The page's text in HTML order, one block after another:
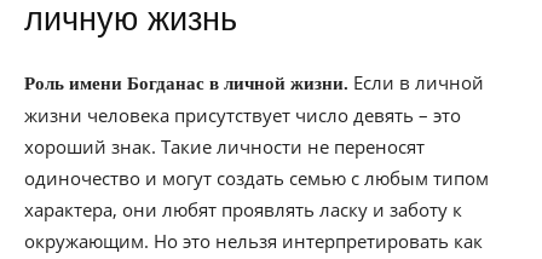
личную жизнь
Роль имени Богданас в личной жизни. Если в личной
жизни человека присутствует число девять – это
хороший знак. Такие личности не переносят
одиночество и могут создать семью с любым типом
характера, они любят проявлять ласку и заботу к
окружающим. Но это нельзя интерпретировать как